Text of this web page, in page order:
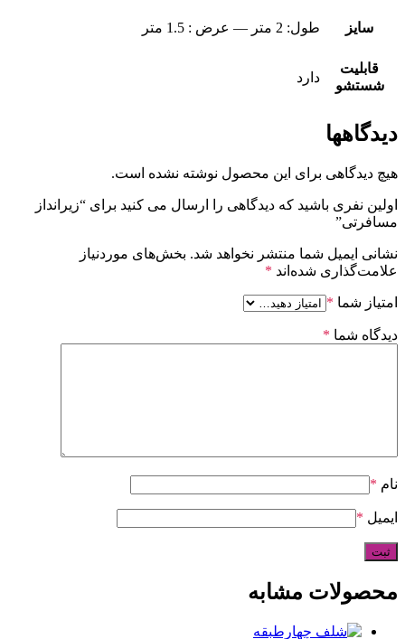
سایز طول: 2 متر — عرض : 1.5 متر
قابلیت
شستشو
دارد
دیدگاهها
هیچ دیدگاهی برای این محصول نوشته نشده است.
اولین نفری باشید که دیدگاهی را ارسال می کنید برای “زیرانداز
مسافرتی”
نشانی ایمیل شما منتشر نخواهد شد. بخش‌های موردنیاز
علامت‌گذاری شده‌اند *
امتیاز شما *
دیدگاه شما *
نام *
ایمیل *
محصولات مشابه